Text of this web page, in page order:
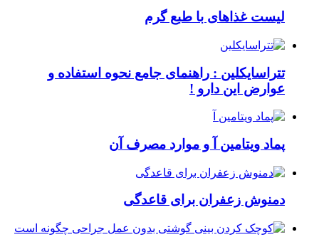
لیست غذاهای با طبع گرم
تتراسایکلین : راهنمای جامع نحوه استفاده و
عوارض این دارو !
پماد ویتامین آ و موارد مصرف آن
دمنوش زعفران برای قاعدگی